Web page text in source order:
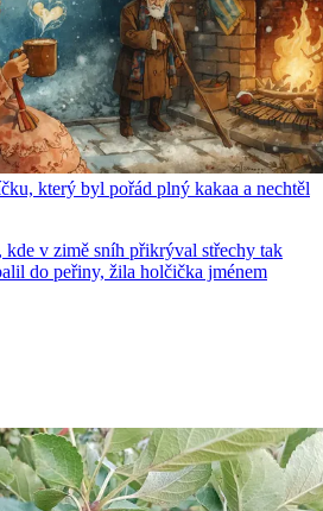
který byl pořád plný kakaa a nechtěl
kde v zimě sníh přikrýval střechy tak
do peřiny, žila holčička jménem